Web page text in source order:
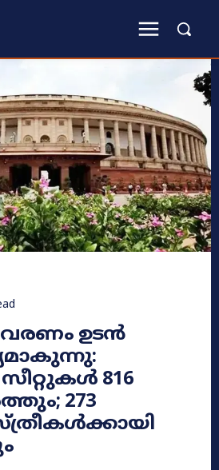
ഉടൻ
816
273